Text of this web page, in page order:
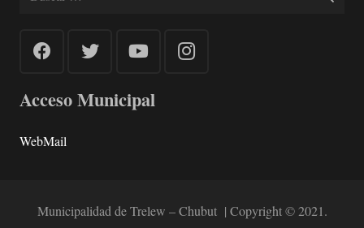
Acceso Municipal
WebMail
Municipalidad de Trelew – Chubut | Copyright © 2021.